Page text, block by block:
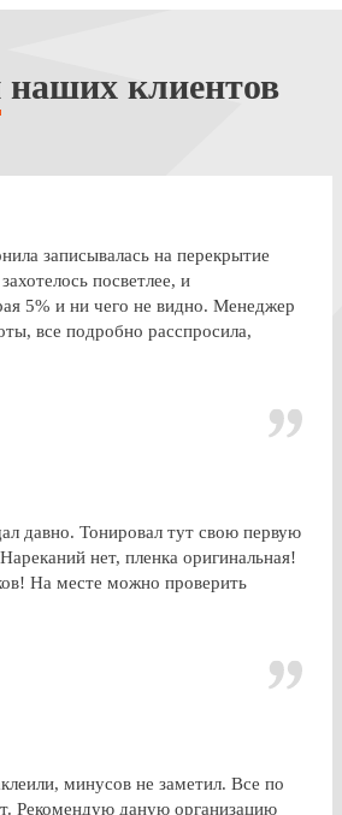
наших клиентов
записывалась на перекрытие
посветлее, и
5% и ни чего не видно. Менеджер
все подробно расспросила,
нет. Только опоздала к
ждала уже готовая меня. Жаль,
давно. Тонировал тут свою первую
нет, пленка оригинальная!
На месте можно проверить
минусов не заметил. Все по
Рекомендую даную организацию